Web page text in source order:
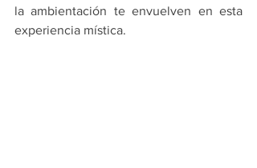
la ambientación te envuelven en esta
experiencia mística.